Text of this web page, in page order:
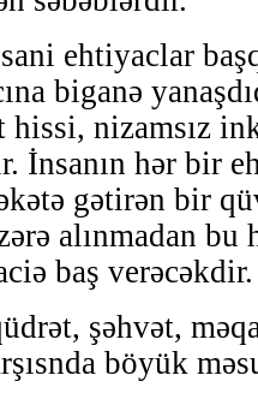
ehtiyaclar
biganə
hissi, nizamsız
İnsanın hər bir
gətirən bir
alınmadan
baş verəcəkdir.
şəhvət,
böyük